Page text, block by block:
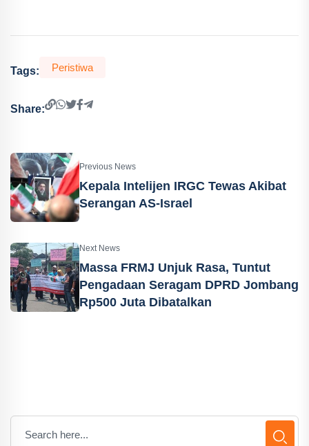
Tags: Peristiwa
Share:
Previous News
Kepala Intelijen IRGC Tewas Akibat
Serangan AS-Israel
Next News
Massa FRMJ Unjuk Rasa, Tuntut
Pengadaan Seragam DPRD Jombang
Rp500 Juta Dibatalkan